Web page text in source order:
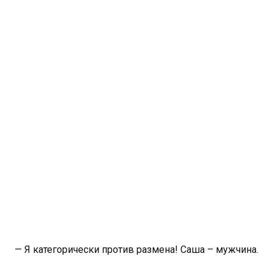
— Я категорически против размена! Саша – мужчина.